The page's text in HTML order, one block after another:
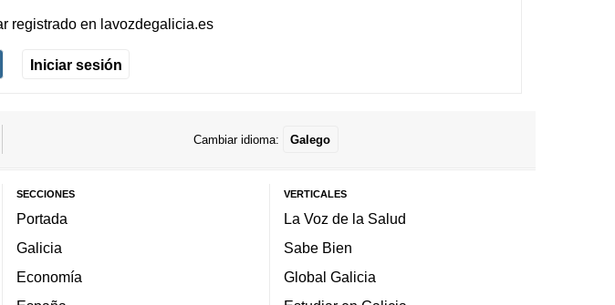
registradoen lavozdegalicia.es
Iniciar sesión
Cambiar idioma: Galego
SECCIONES
Portada
Galicia
Economía
VERTICALES
La Voz de la Salud
Sabe Bien
Global Galicia